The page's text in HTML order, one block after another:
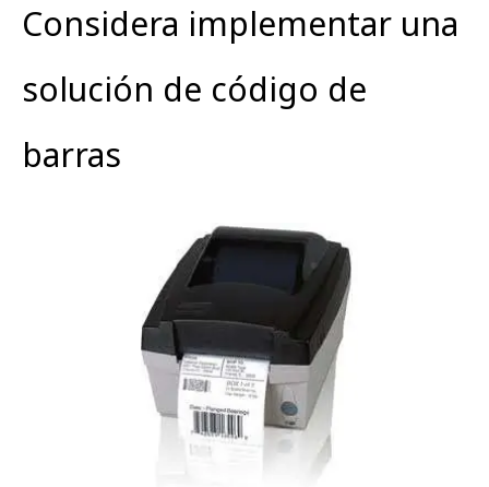
Considera implementar una
solución de código de
barras